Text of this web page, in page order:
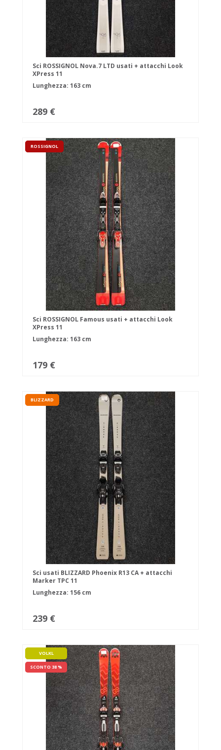
Sci ROSSIGNOL Nova.7 LTD usati + attacchi Look
XPress 11
Lunghezza: 163 cm
289 €
ROSSIGNOL
Sci ROSSIGNOL Famous usati + attacchi Look
XPress 11
Lunghezza: 163 cm
179 €
BLIZZARD
Sci usati BLIZZARD Phoenix R13 CA + attacchi
Marker TPC 11
Lunghezza: 156 cm
239 €
VOLKL
SCONTO 38 %